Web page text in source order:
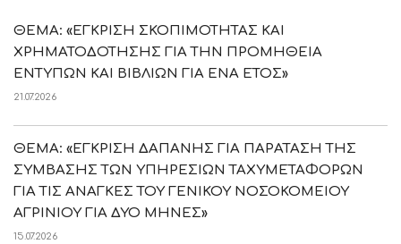
ΘΕΜΑ: «ΕΓΚΡΙΣΗ ΣΚΟΠΙΜΟΤΗΤΑΣ ΚΑΙ
ΧΡΗΜΑΤΟΔΟΤΗΣΗΣ ΓΙΑ ΤΗΝ ΠΡΟΜΗΘΕΙΑ
ΕΝΤΥΠΩΝ ΚΑΙ ΒΙΒΛΙΩΝ ΓΙΑ ΕΝΑ ΕΤΟΣ»
21.07.2026
ΘΕΜΑ: «ΕΓΚΡΙΣΗ ΔΑΠΑΝΗΣ ΓΙΑ ΠΑΡΑΤΑΣΗ ΤΗΣ
ΣΥΜΒΑΣΗΣ ΤΩΝ ΥΠΗΡΕΣΙΩΝ ΤΑΧΥΜΕΤΑΦΟΡΩΝ
ΓΙΑ ΤΙΣ ΑΝΑΓΚΕΣ ΤΟΥ ΓΕΝΙΚΟΥ ΝΟΣΟΚΟΜΕΙΟΥ
ΑΓΡΙΝΙΟΥ ΓΙΑ ΔΥΟ ΜΗΝΕΣ»
15.07.2026